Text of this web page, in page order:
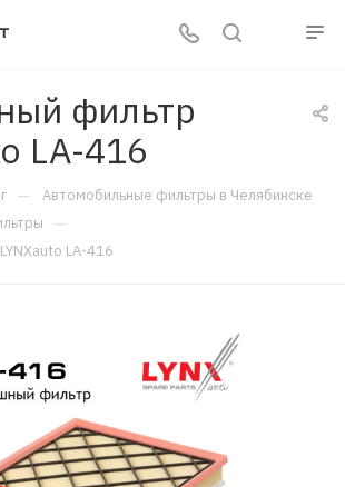
фильтр
LA-416
— Автомобильные фильтры в Челябинске
—
LA-416